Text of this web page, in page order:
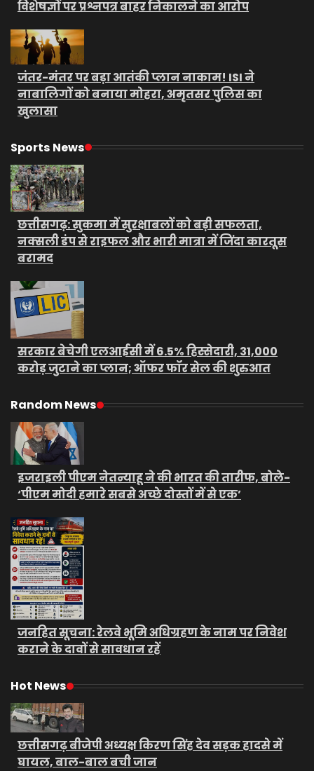
विशेषज्ञों पर प्रश्नपत्र बाहर निकालने का आरोप
जंतर-मंतर पर बड़ा आतंकी प्लान नाकाम! ISI ने
नाबालिगों को बनाया मोहरा, अमृतसर पुलिस का
खुलासा
Sports News
छत्तीसगढ़: सुकमा में सुरक्षाबलों को बड़ी सफलता,
नक्सली डंप से राइफल और भारी मात्रा में जिंदा कारतूस
बरामद
सरकार बेचेगी एलआईसी में 6.5% हिस्सेदारी, 31,000
करोड़ जुटाने का प्लान; ऑफर फॉर सेल की शुरुआत
Random News
इजराइली पीएम नेतन्याहू ने की भारत की तारीफ, बोले-
‘पीएम मोदी हमारे सबसे अच्छे दोस्तों में से एक’
जनहित सूचना: रेलवे भूमि अधिग्रहण के नाम पर निवेश
कराने के दावों से सावधान रहें
Hot News
छत्तीसगढ़ बीजेपी अध्यक्ष किरण सिंह देव सड़क हादसे में
घायल, बाल-बाल बची जान